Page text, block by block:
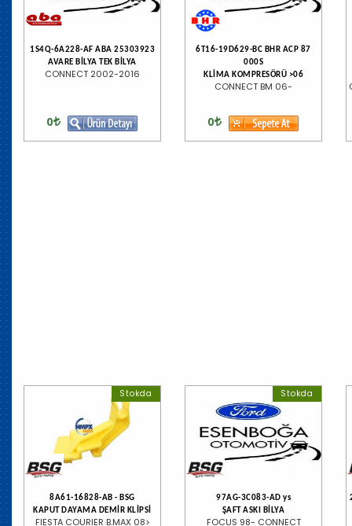
1S4Q-6A228-AF ABA 25303923
AVARE BİLYA TEK BİLYA
CONNECT 2002-2016
0
6T16-19D629-BC BHR ACP 87
000S
KLİMA KOMPRESÖRÜ >06
CONNECT BM 06-
0
Stokda
8A61-16828-AB - BSG
KAPUT DAYAMA DEMİR KLİPSİ
FIESTA COURIER B.MAX 08>
Stokda
97AG-3C083-AD ys
ŞAFT ASKI BİLYA
FOCUS 98- CONNECT